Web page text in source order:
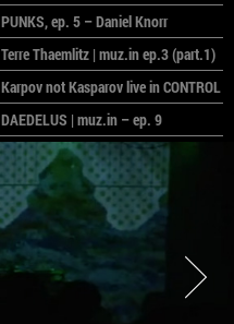
PUNKS, ep. 5 – Daniel Knorr
Terre Thaemlitz | muz.in ep.3 (part.1)
Karpov not Kasparov live in CONTROL
DAEDELUS | muz.in – ep. 9
LALELE, LALELE – prima premieră a
anului la MACAZ
CinePOLSKA – filme poloneze la
București
PEOPLE OF ROMANIA se lansează la
galeria Simeza
All Stars For Outernational